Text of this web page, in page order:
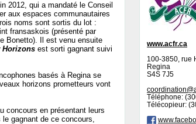
2012, qui a mandaté le Conseil
aux espaces communautaires
noms sont sortis du lot :
fransaskois (présenté par
Bonetto). Il est venu ensuite
Horizons est sorti gagnant suivi
basés à Regina se
horizons prometteurs vont
concours en présentant leurs
gagnant de ce concours,
www.acfr.ca
100-3850, rue
Regina
S4S 7J5
Téléphone:
Télécopieur: